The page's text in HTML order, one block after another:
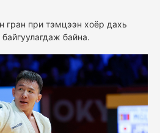
гран при тэмцээн хоёр дахь
байна.